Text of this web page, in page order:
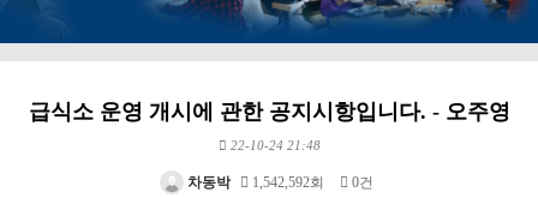
급식소 운영 개시에 관한 공지시항입니다. - 오주영
22-10-24 21:48
차동박 1,542,592회 0건